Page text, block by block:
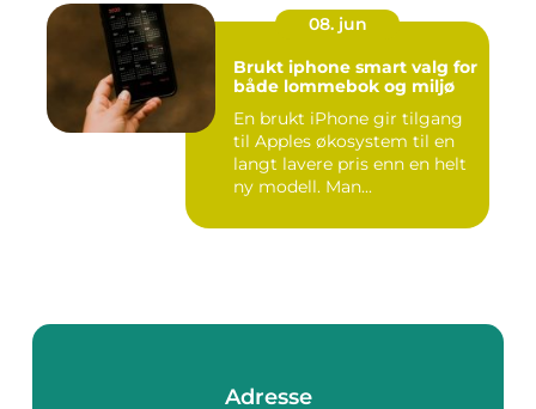
08. jun
Brukt iphone smart valg for
både lommebok og miljø
En brukt iPhone gir tilgang
til Apples økosystem til en
langt lavere pris enn en helt
ny modell. Man...
Adresse